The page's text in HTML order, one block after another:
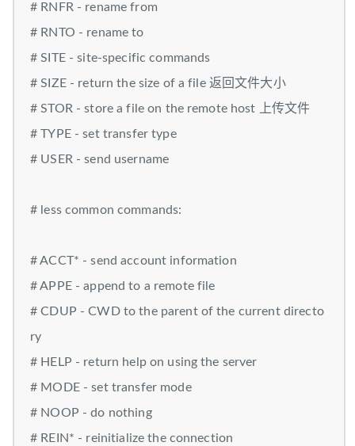
# RNFR - rename from
# RNTO - rename to
# SITE - site-specific commands
# SIZE - return the size of a file 返回文件大小
# STOR - store a file on the remote host 上传文件
# TYPE - set transfer type
# USER - send username
# less common commands:
# ACCT* - send account information
# APPE - append to a remote file
# CDUP - CWD to the parent of the current directo
ry
# HELP - return help on using the server
# MODE - set transfer mode
# NOOP - do nothing
# REIN* - reinitialize the connection